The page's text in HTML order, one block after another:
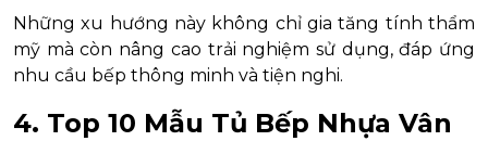
Những xu hướng này không chỉ gia tăng tính thẩm
mỹ mà còn nâng cao trải nghiệm sử dụng, đáp ứng
nhu cầu bếp thông minh và tiện nghi.
4. Top 10 Mẫu Tủ Bếp Nhựa Vân